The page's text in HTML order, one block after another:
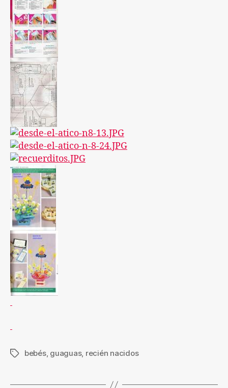
Etiquetas
bebés, guaguas, recién nacidos